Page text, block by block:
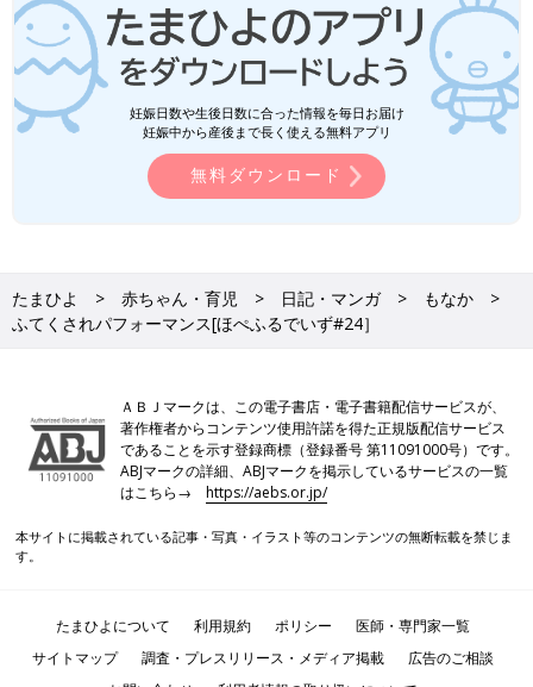
妊娠日数や生後日数に合った情報を毎日お届け
妊娠中から産後まで長く使える無料アプリ
無料ダウンロード
たまひよ 赤ちゃん・育児 日記・マンガ
もなか
ふてくされパフォーマンス[ほぺふるでいず#24］
ＡＢＪマークは、この電子書店・電子書籍配信サービスが、
著作権者からコンテンツ使用許諾を得た正規版配信サービス
であることを示す登録商標（登録番号 第11091000号）です。
ABJマークの詳細、ABJマークを掲示しているサービスの一覧
はこちら→https://aebs.or.jp/
本サイトに掲載されている記事・写真・イラスト等のコンテンツの無断転載を禁じま
す。
たまひよについて 利用規約 ポリシー
医師・専門家一覧
サイトマップ
調査・プレスリリース・メディア掲載
広告のご相談